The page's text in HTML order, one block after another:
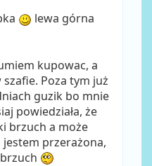
lewa górna
kupowac, a
Poza tym już
guzik bo mnie
powiedziała, że
brzuch a może
jestem przerażona,